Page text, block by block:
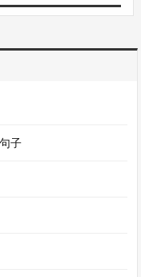
拂过脸庞。弟弟
的话题，温馨又
。一进门，各种
子